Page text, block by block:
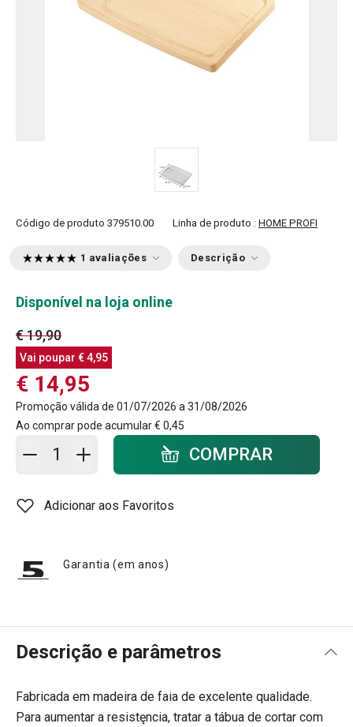
Código de produto 379510.00 Linha de produto : HOME PROFI
1 avaliações Descrição
Disponível na loja online
€ 19,90
Vai poupar € 4,95
€ 14,95
Promoção válida de 01/07/2026 a 31/08/2026
Ao comprar pode acumular€ 0,45
Adicionar ao carrinho - quantidadeCOMPRAR
Adicionar aos Favoritos
Garantia (em anos)
Descrição e parâmetros
Fabricada em madeira de faia de excelente qualidade.
Para aumentar a resistęncia, tratar a tábua de cortar com